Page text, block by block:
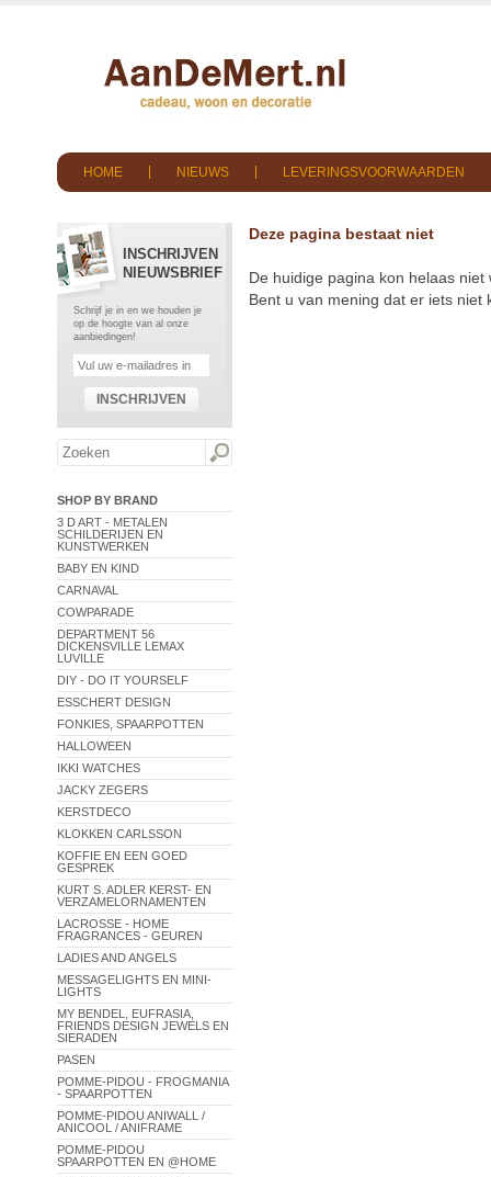
HOME NIEUWS LEVERINGSVOORWAARDEN
INSCHRIJVEN
NIEUWSBRIEF
Schrijf je in en we houden je
op de hoogte van al onze
aanbiedingen!
INSCHRIJVEN
SHOP BY BRAND
3 D ART - METALEN
SCHILDERIJEN EN
KUNSTWERKEN
BABY EN KIND
CARNAVAL
COWPARADE
DEPARTMENT 56
DICKENSVILLE LEMAX
LUVILLE
DIY - DO IT YOURSELF
ESSCHERT DESIGN
FONKIES, SPAARPOTTEN
HALLOWEEN
IKKI WATCHES
JACKY ZEGERS
KERSTDECO
KLOKKEN CARLSSON
KOFFIE EN EEN GOED
GESPREK
KURT S. ADLER KERST- EN
VERZAMELORNAMENTEN
LACROSSE - HOME
FRAGRANCES - GEUREN
LADIES AND ANGELS
MESSAGELIGHTS EN MINI-
LIGHTS
MY BENDEL, EUFRASIA,
FRIENDS DESIGN JEWELS EN
SIERADEN
PASEN
POMME-PIDOU - FROGMANIA
- SPAARPOTTEN
POMME-PIDOU ANIWALL /
ANICOOL / ANIFRAME
POMME-PIDOU
SPAARPOTTEN EN @HOME
Deze pagina bestaat niet
De huidige pagina kon helaas
Bent u van mening dat er iets